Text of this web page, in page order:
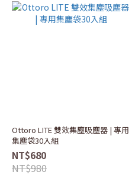
Ottoro LITE 雙效集塵吸塵器 | 專用
集塵袋30入組
NT$680
NT$980